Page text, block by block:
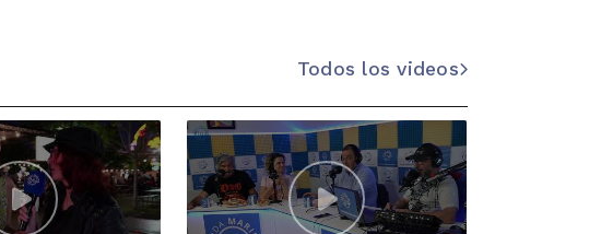
Todos los videos